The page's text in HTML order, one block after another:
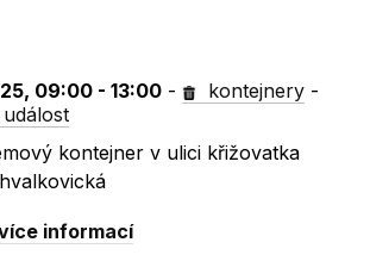
09:00 - 13:00 - kontejnery -
kontejner v ulici křižovatka
informací